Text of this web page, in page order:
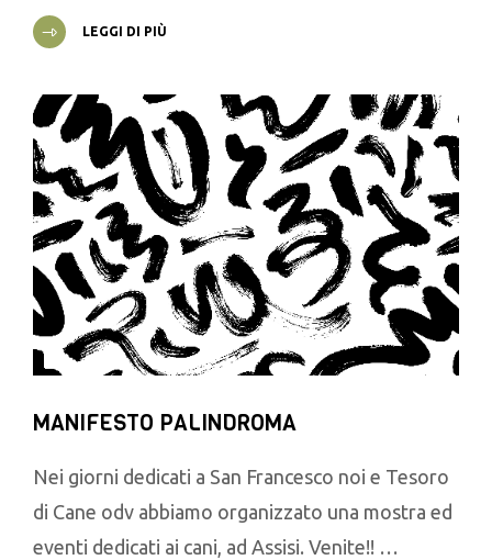
LEGGI DI PIÙ
MANIFESTO PALINDROMA
Nei giorni dedicati a San Francesco noi e Tesoro
di Cane odv abbiamo organizzato una mostra ed
eventi dedicati ai cani, ad Assisi. Venite!! …